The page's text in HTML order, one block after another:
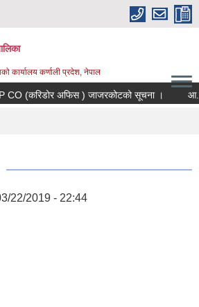
कार्यालय कर्णाली प्रदेश, नेपाल
अफिस ) जाजरकोटको सूचना । आ.व
22/2019 - 22:44